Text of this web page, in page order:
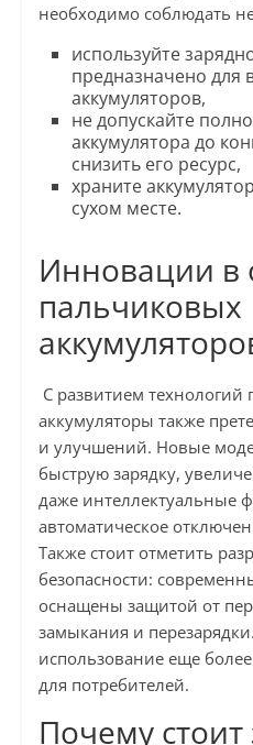
необходимо соблюдать
используйте
предназначено для
аккумуляторов,
не допускайте
аккумулятора до
снизить его ресурс,
храните
сухом месте.
Инновации в
пальчиковых
С развитием технологий
аккумуляторы также
и улучшений. Новые
быструю зарядку,
даже интеллектуальные
автоматическое
Также стоит отметить
безопасности:
оснащены защитой от
замыкания и
использование еще
для потребителей.
Почему